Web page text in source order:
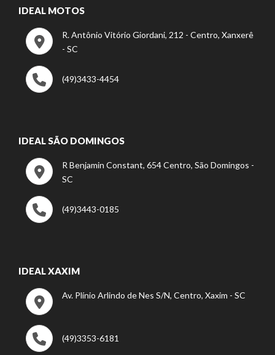
IDEAL MOTOS
R. Antônio Vitório Giordani, 212 - Centro, Xanxerê
- SC
(49)3433-4454
IDEAL SÃO DOMINGOS
R Benjamin Constant, 654 Centro, São Domingos -
SC
(49)3443-0185
IDEAL XAXIM
Av. Plínio Arlindo de Nes S/N, Centro, Xaxim - SC
(49)3353-6181